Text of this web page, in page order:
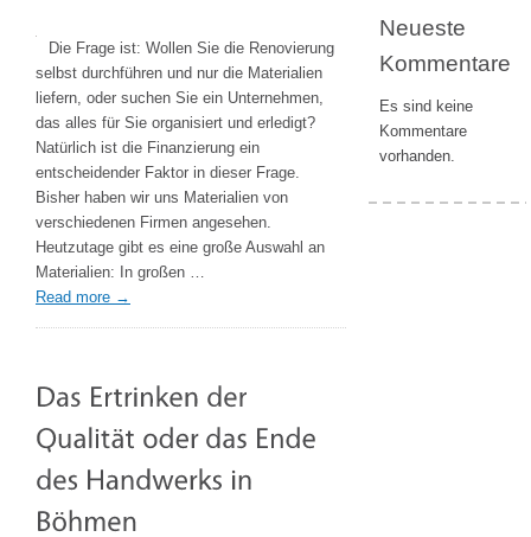
Auswahl
Die Frage ist: Wollen Sie die Renovierung
selbst durchführen und nur die Materialien
liefern, oder suchen Sie ein Unternehmen,
das alles für Sie organisiert und erledigt?
Natürlich ist die Finanzierung ein
entscheidender Faktor in dieser Frage.
Bisher haben wir uns Materialien von
verschiedenen Firmen angesehen.
Heutzutage gibt es eine große Auswahl an
Materialien: In großen …
Read more →
Neueste
Kommentare
Es sind keine
Kommentare
vorhanden.